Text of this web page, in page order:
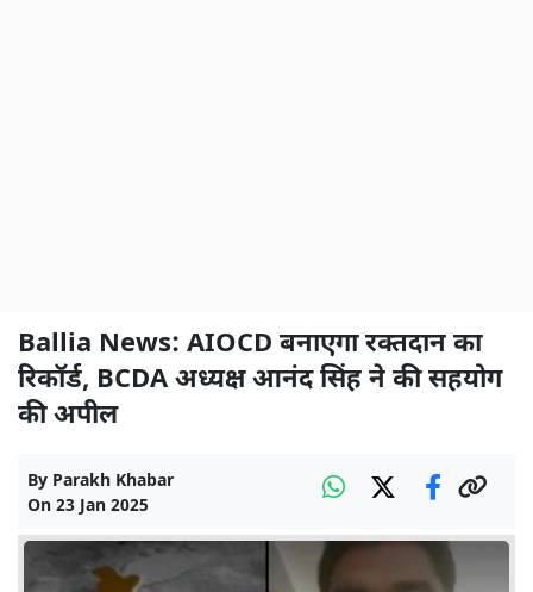
Ballia News: AIOCD बनाएगा रक्तदान का
रिकॉर्ड, BCDA अध्यक्ष आनंद सिंह ने की सहयोग
की अपील
By Parakh Khabar
On 23 Jan 2025